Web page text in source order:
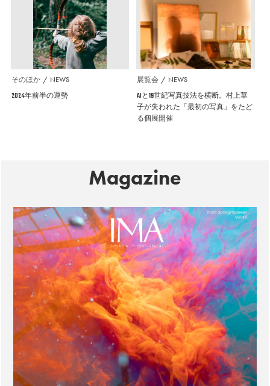
そのほか NEWS
2024年前半の運勢
展覧会 NEWS
AIと19世紀写真技法を横断。村上華
子が失われた「最初の写真」をたど
る個展開催
Magazine